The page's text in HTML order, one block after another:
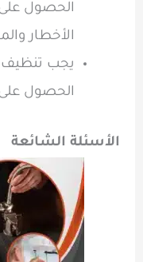
الحصول على
الأخطار
يجب تنظيف
الحصول على
الأسئلة الشائعة